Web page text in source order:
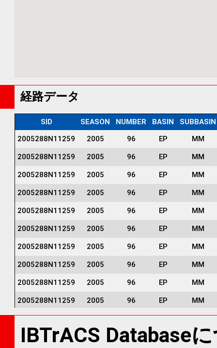
経路データ
SID SEASON NUMBER BASIN
SUBBASIN
2005288N11259
2005 96 EP MM
2005288N11259 2005 96 EP MM
2005288N11259 2005 96 EP MM
2005288N11259 2005 96 EP MM
2005288N11259 2005 96 EP MM
2005288N11259 2005 96 EP MM
2005288N11259 2005 96 EP MM
2005288N11259 2005 96 EP MM
2005288N11259 2005 96 EP MM
2005288N11259 2005 96 EP MM
2005288N11259 2005 96 EP MM
2005288N11259 2005 96 EP MM
IBTrACS Database